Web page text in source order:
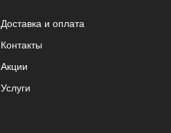
Доставка и оплата
Контакты
Акции
Услуги